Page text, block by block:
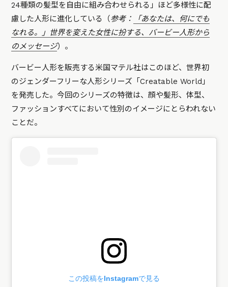
24種類の髪型を自由に組み合わせられる」ほど多様性に配
慮した人形に進化している（参考：
「あなたは、何にでも
なれる。」世界を変えた女性に扮する、バービー人形から
のメッセージ）。
バービー人形を販売する米国マテル社はこのほど、世界初
のジェンダーフリーな人形シリーズ「Creatable World」
を発売した。今回のシリーズの特徴は、顔や髪形、体型、
ファッションすべてにおいて性別のイメージにとらわれない
ことだ。
この投稿をInstagramで見る